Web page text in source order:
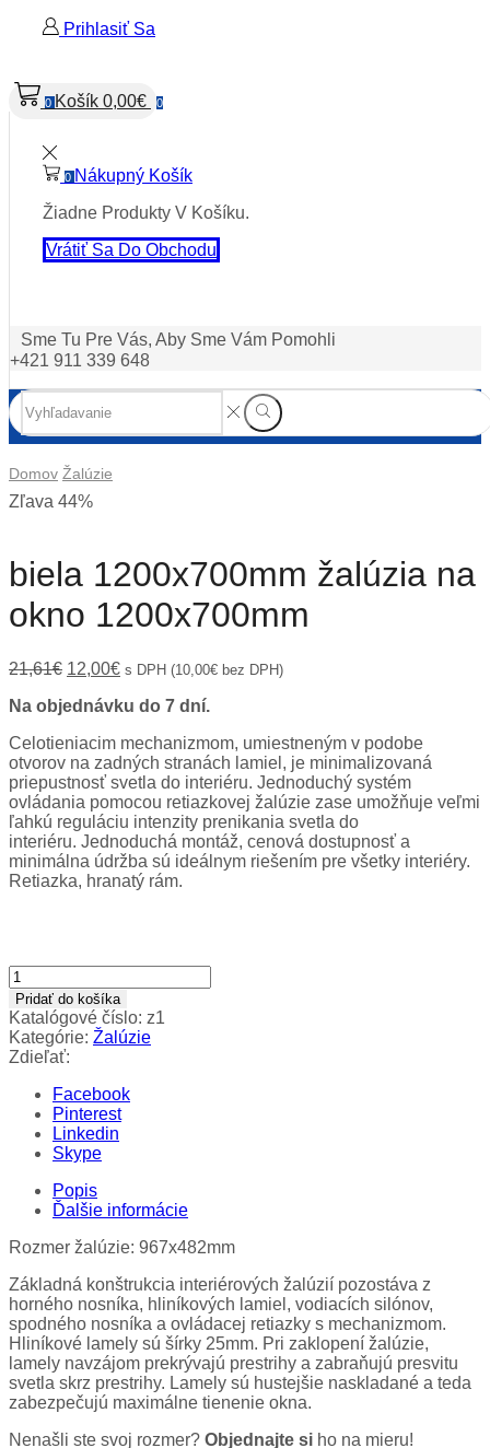
Prihlasiť Sa
0 Košík 0,00€ 0
0 Nákupný Košík
Žiadne Produkty V Košíku.
Vrátiť Sa Do Obchodu
Sme Tu Pre Vás, Aby Sme Vám Pomohli
+421 911 339 648
Search
input
Vyhľadávanie
Domov Žalúzie
Zľava 44%
biela 1200x700mm žalúzia na
okno 1200x700mm
21,61€ Original
was:
12,00€Current
is:
s DPH (10,00€ bez DPH)
Na objednávku do 7 dní.
Celotieniacim mechanizmom, umiestneným v podobe
otvorov na zadných stranách lamiel, je minimalizovaná
priepustnosť svetla do interiéru. Jednoduchý systém
ovládania pomocou retiazkovej žalúzie zase umožňuje veľmi
ľahkú reguláciu intenzity prenikania svetla do
interiéru. Jednoduchá montáž, cenová dostupnosť a
minimálna údržba sú ideálnym riešením pre všetky interiéry.
Retiazka, hranatý rám.
množstvo
biela
1200x700mm
žalúzia
na
1200x700mm
Pridať do košíka
Katalógové číslo: z1
Kategórie: Žalúzie
Zdieľať:
Facebook
Pinterest
Linkedin
Skype
Popis
Ďalšie informácie
Rozmer žalúzie: 967x482mm
Základná konštrukcia interiérových žalúzií pozostáva z
horného nosníka, hliníkových lamiel, vodiacích silónov,
spodného nosníka a ovládacej retiazky s mechanizmom.
Hliníkové lamely sú šírky 25mm. Pri zaklopení žalúzie,
lamely navzájom prekrývajú prestrihy a zabraňujú presvitu
svetla skrz prestrihy. Lamely sú hustejšie naskladané a teda
zabezpečujú maximálne tienenie okna.
Nenašli ste svoj rozmer? Objednajte si ho na mieru!